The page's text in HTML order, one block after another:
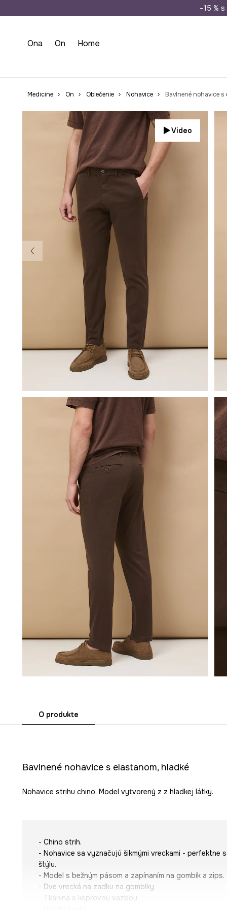
Doprava–15 %
Ona On Home
Medicine On Oblečenie Nohavice Bavlnené nohavice
Video
O produkte
Bavlnené nohavice s elastanom, hladké
Nohavice strihu chino. Model vytvorený z z hladkej látky.
- Chino strih.
- Nohavice sa vyznačujú šikmými vreckami - perfektne
štýlu.
- Model s bežným pásom a zapínaním na gombík a zips.
- Dve vrecká na zadku na gombíky.
- Tkanina s keprovou väzbou.